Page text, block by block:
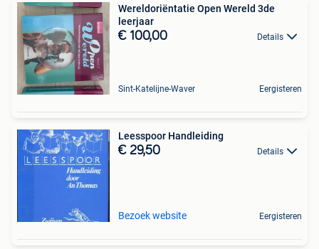
Wereldoriëntatie Open Wereld 3de
leerjaar
€ 100,00 Details
Sint-Katelijne-Waver Eergisteren
Leesspoor Handleiding
€ 29,50 Details
Bezoek website Eergisteren